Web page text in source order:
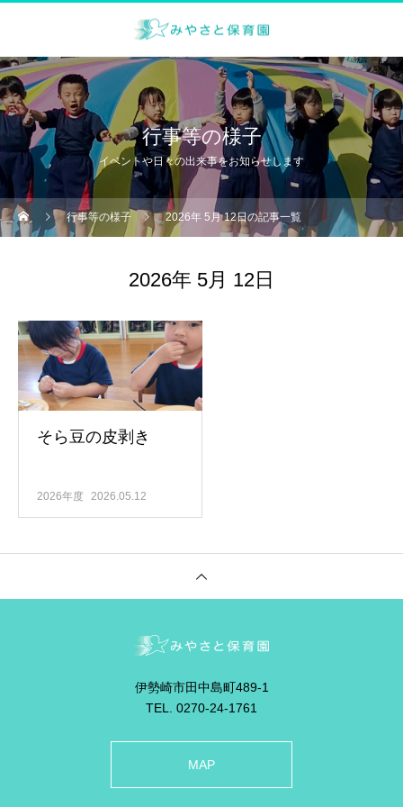
行事等の様子
イベントや日々の出来事をお知らせします
行事等の様子 2026年 5月 12日の記事一覧
2026年 5月 12日
そら豆の皮剥き
2026年度 2026.05.12
伊勢崎市田中島町489-1
TEL. 0270-24-1761
MAP